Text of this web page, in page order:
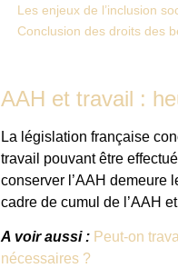
Les enjeux de l’inclusion
Conclusion des droits des
AAH et travail :
La législation française
travail pouvant être
conserver l’AAH demeure
cadre de cumul de l’AAH
A voir aussi : Peut-on
nécessaires ?